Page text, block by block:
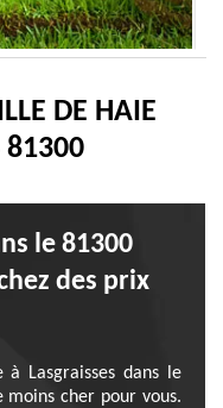
DE HAIE
81300
le 81300
des prix
à Lasgraisses dans le
cher pour vous.